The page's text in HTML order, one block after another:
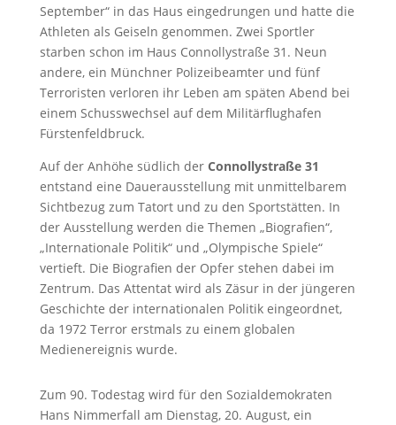
September“ in das Haus eingedrungen und hatte die
Athleten als Geiseln genommen. Zwei Sportler
starben schon im Haus Connollystraße 31. Neun
andere, ein Münchner Polizeibeamter und fünf
Terroristen verloren ihr Leben am späten Abend bei
einem Schusswechsel auf dem Militärflughafen
Fürstenfeldbruck.
Auf der Anhöhe südlich derConnollystraße 31
entstand eine Dauerausstellung mit unmittelbarem
Sichtbezug zum Tatort und zu den Sportstätten. In
der Ausstellung werden die Themen „Biografien“,
„Internationale Politik“ und „Olympische Spiele“
vertieft. Die Biografien der Opfer stehen dabei im
Zentrum. Das Attentat wird als Zäsur in der jüngeren
Geschichte der internationalen Politik eingeordnet,
da 1972 Terror erstmals zu einem globalen
Medienereignis wurde.
Zum 90. Todestag wird für den Sozialdemokraten
Hans Nimmerfall am Dienstag, 20. August, ein